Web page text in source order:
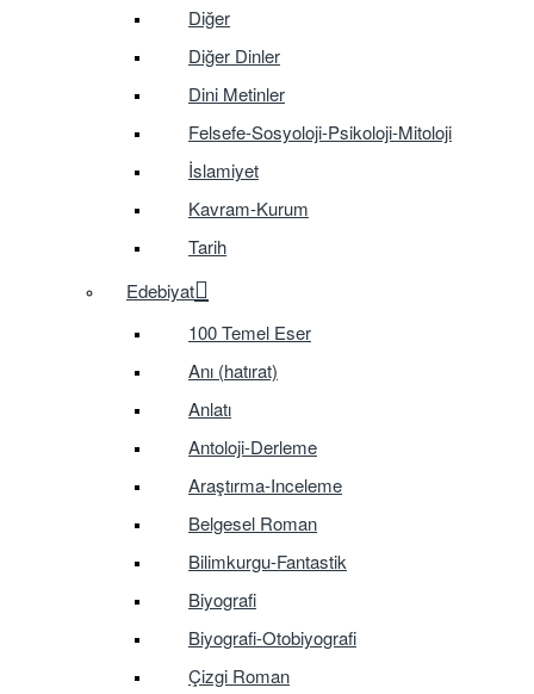
Diğer
Diğer Dinler
Dini Metinler
Felsefe-Sosyoloji-Psikoloji-Mitoloji
İslamiyet
Kavram-Kurum
Tarih
Edebiyat
100 Temel Eser
Anı (hatırat)
Anlatı
Antoloji-Derleme
Araştırma-Inceleme
Belgesel Roman
Bilimkurgu-Fantastik
Biyografi
Biyografi-Otobiyografi
Çizgi Roman